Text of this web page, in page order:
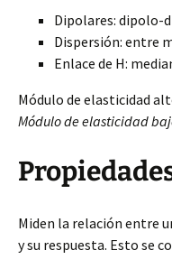
Dipolares: dipolo-
Dispersión: entre
Enlace de H:
Módulo de elasticidad
Módulo de elasticidad
Miden la relación entre
y su respuesta. Esto se